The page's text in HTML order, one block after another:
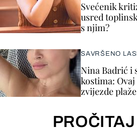
Svećenik
usred
s njim?
SAVRŠENO
Nina Badrić i
kostima:
zvijezde plaže